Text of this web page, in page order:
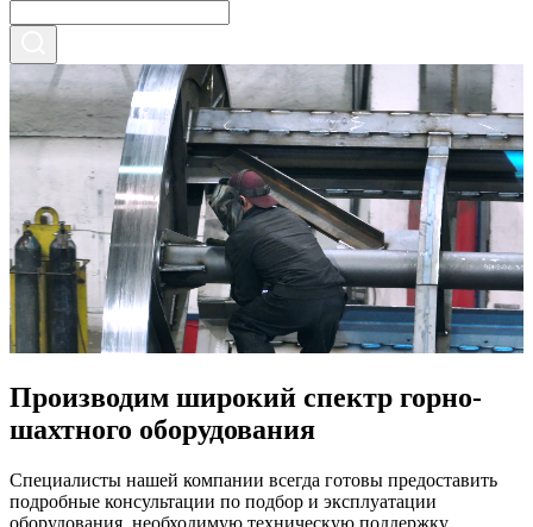
Производим широкий спектр горно-
шахтного оборудования
Специалисты нашей компании всегда готовы предоставить
подробные консультации по подбор и эксплуатации
оборудования, необходимую техническую поддержку.